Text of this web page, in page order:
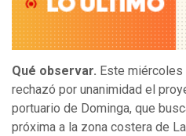
Qué observar. Este
rechazó por unanimidad el
portuario de Dominga, que
próxima a la zona costera de